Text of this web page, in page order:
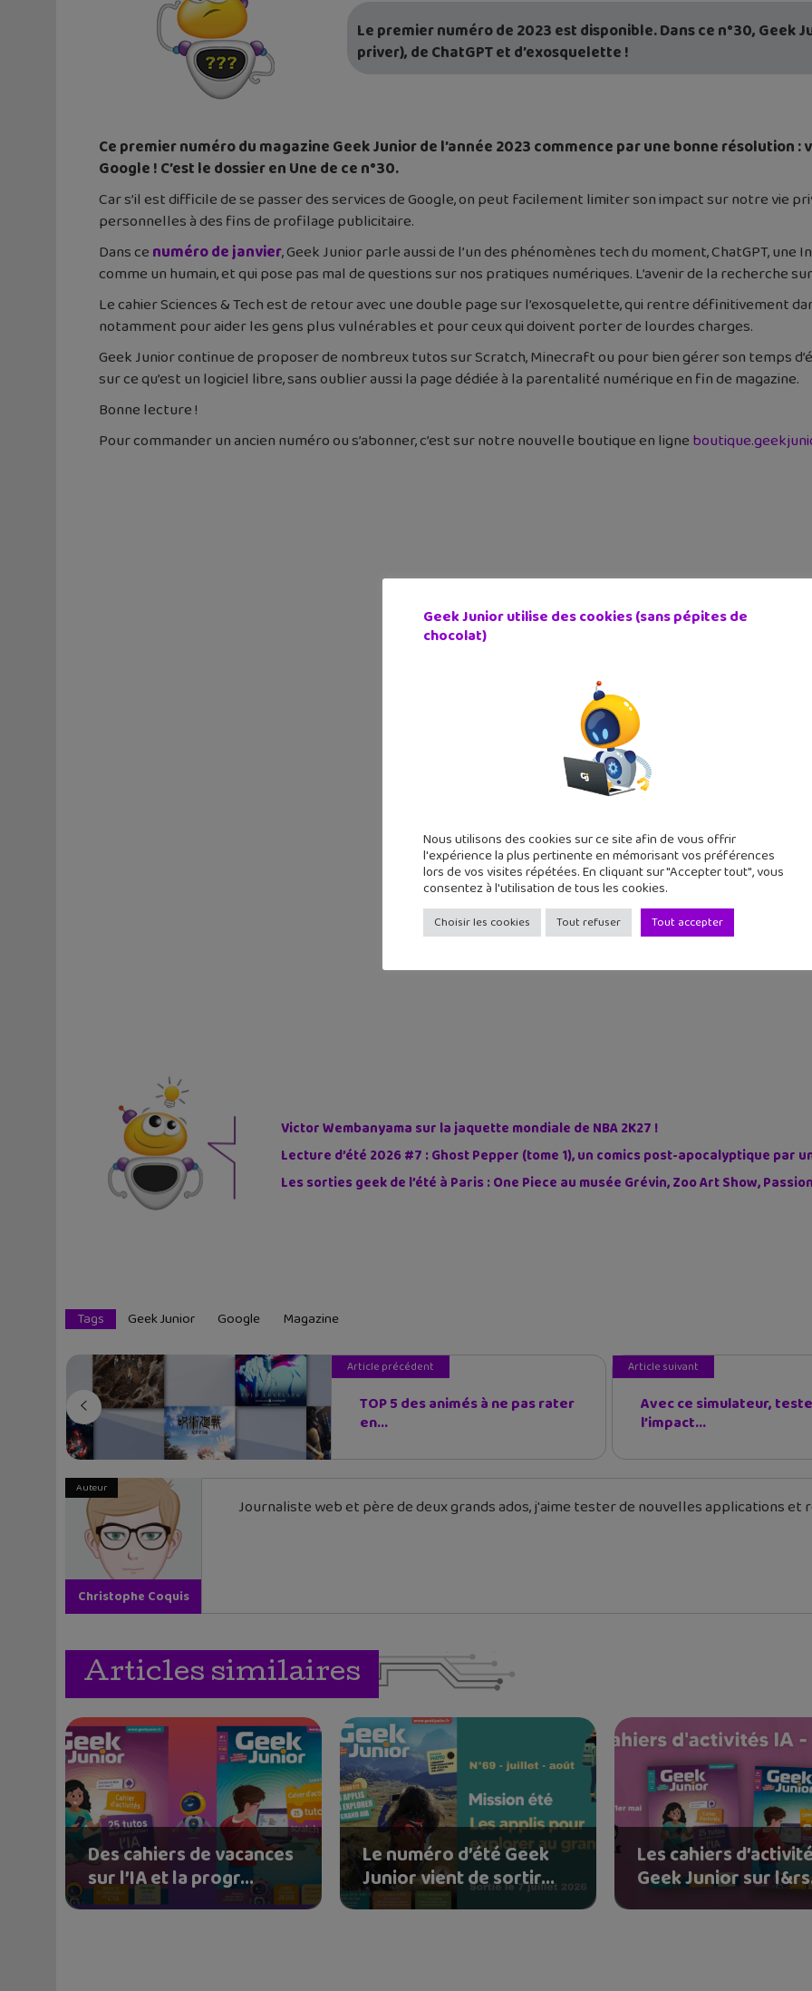
Le premier numéro de 2023 est disponible. Dans ce n°30, Geek
priver), de ChatGPT et d’exosquelette !
Ce premier numéro du magazine Geek Junior de l’année 2023 commence par une bonne résolution :
Google ! C’est le dossier en Une de ce n°30.
Car s’il est difficile de se passer des services de Google, on peut facilement limiter son impact sur notre vie
personnelles à des fins de profilage publicitaire.
Dans cenuméro de janvier, Geek Junior parle aussi de l’un des phénomènes tech du moment, ChatGPT,
comme un humain, et qui pose pas mal de questions sur nos pratiques numériques. L’avenir de la recherche
Le cahier Sciences & Tech est de retour avec une double page sur l’exosquelette, qui rentre définitivement
notamment pour aider les gens plus vulnérables et pour ceux qui doivent porter de lourdes charges.
Geek Junior continue de proposer de nombreux tutos sur Scratch, Minecraft ou pour bien gérer son temps
sur ce qu’est un logiciel libre, sans oublier aussi la page dédiée à la parentalité numérique en fin de magazine.
Bonne lecture !
Pour commander un ancien numéro ou s’abonner, c’est sur notre nouvelle boutique en ligne
Victor Wembanyama sur la jaquette mondiale de NBA 2K27 !
Lecture d’été 2026 #7 : Ghost Pepper (tome 1), un comics post-apocalyptique par
Les sorties geek de l’été à Paris : One Piece au musée Grévin, Zoo Art Show,
Tags Geek Junior Google Magazine
Article précédent
TOP 5 des animés à ne pas rater
en...
Article suivant
Avec ce simulateur, teste
l’impact...
Auteur
Christophe Coquis
Journaliste web et père de deux grands ados, j'aime tester de nouvelles applications
Articles similaires
Des cahiers de vacances
sur l’IA et la progr...
Le numéro d’été Geek
Junior vient de sortir...
Les cahiers
Geek Junior sur
Geek Junior utilise des cookies (sans pépites de
chocolat)
Nous utilisons des cookies sur ce site afin de vous offrir
l'expérience la plus pertinente en mémorisant vos préférences
lors de vos visites répétées. En cliquant sur "Accepter tout", vous
consentez à l'utilisation de tous les cookies.
Choisir les cookies Tout refuser Tout accepter